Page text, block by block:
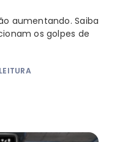
aumentando. Saiba
os golpes de